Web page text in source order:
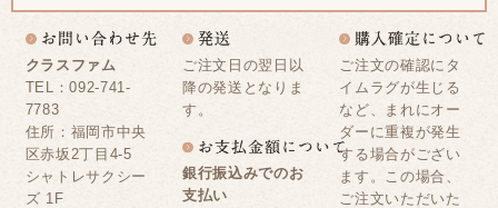
クラスファム
TEL：092-741-
7783
住所：福岡市中央
区赤坂2丁目4-5
シャトレサクシー
ズ 1F
ご注文日の翌日以
降の発送となりま
す。
銀行振込みでのお
支払い
ご注文の確認にタ
イムラグが生じる
など、まれにオー
ダーに重複が発生
する場合がござい
ます。この場合、
ご注文いただいた